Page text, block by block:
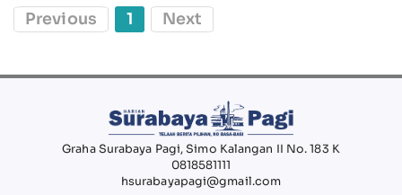
Previous 1 Next
Graha Surabaya Pagi, Simo Kalangan II No. 183 K
0818581111
hsurabayapagi@gmail.com